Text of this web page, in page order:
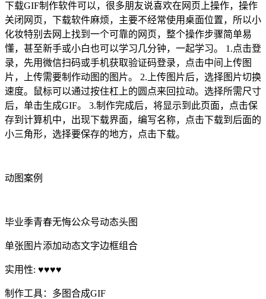
下载GIF制作软件可以，很多朋友说喜欢在网页上操作，操作
关闭网页，下载软件麻烦，主要不经常使用桌面位置，所以小
化妆特别去网上找到一个可靠的网页，整个操作步骤简单易
懂，甚至新手或小白也可以学习几分钟，一起学习。 1.点击登
录，先用微信扫码或手机获取验证码登录，点击中间上传图
片，上传需要制作动图的图片。 2.上传图片后，选择图片切换
速度。鼠标可以通过按住杠上的圆点来回拉动。选择所需尺寸
后，单击生成GIF。 3.制作完成后，将显示到此页面，点击保
存到计算机中，出现下载界面，编写名称，点击下载到后面的
小三角形，选择要保存的地方，点击下载。
动图案例
毕业季青春无悔公众号动态头图
单张图片添加动态文字边框组合
实用性: ♥♥♥♥
制作工具：多图合成GIF